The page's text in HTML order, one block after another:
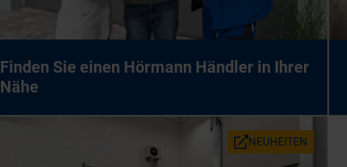
Fin­den Sie ei­nen Hör­mann Händ­ler in Ih­rer
Nähe
NEU­HEI­TEN